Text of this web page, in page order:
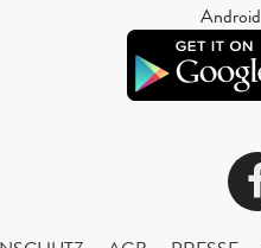
Android